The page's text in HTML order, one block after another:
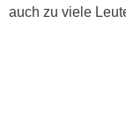
auch zu viele